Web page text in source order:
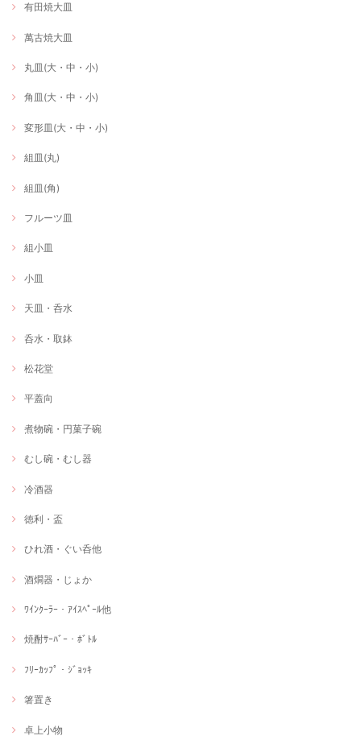
有田焼大皿
萬古焼大皿
丸皿(大・中・小)
角皿(大・中・小)
変形皿(大・中・小)
組皿(丸)
組皿(角)
フルーツ皿
組小皿
小皿
天皿・呑水
呑水・取鉢
松花堂
平蓋向
煮物碗・円菓子碗
むし碗・むし器
冷酒器
徳利・盃
ひれ酒・ぐい呑他
酒燗器・じょか
ﾜｲﾝｸｰﾗｰ・ｱｲｽﾍﾟｰﾙ他
焼酎ｻｰﾊﾞｰ・ﾎﾞﾄﾙ
ﾌﾘｰｶｯﾌﾟ・ｼﾞｮｯｷ
箸置き
卓上小物